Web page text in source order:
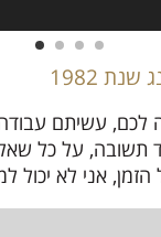
1982
לכם, עשיתם
תשובה, על כל
אני לא יכול